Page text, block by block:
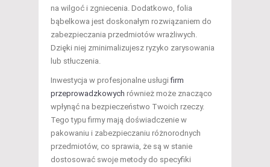
na wilgoć i zgniecenia. Dodatkowo, folia
bąbelkowa jest doskonałym rozwiązaniem do
zabezpieczania przedmiotów wrażliwych.
Dzięki niej zminimalizujesz ryzyko zarysowania
lub stłuczenia.
Inwestycja w profesjonalne usługifirm
przeprowadzkowych również może znacząco
wpłynąć na bezpieczeństwo Twoich rzeczy.
Tego typu firmy mają doświadczenie w
pakowaniu i zabezpieczaniu różnorodnych
przedmiotów, co sprawia, że są w stanie
dostosować swoje metody do specyfiki